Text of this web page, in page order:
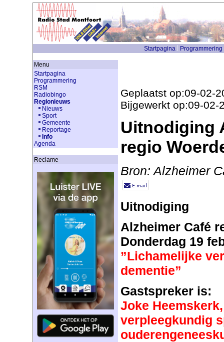
Startpagina Programmering
Menu
Startpagina
Programmering
RSM
Radiobingo
Regionieuws
Nieuws
Sport
Gemeente
Reportage
Info
Agenda
Reclame
Geplaatst op:09-02-
Bijgewerkt op:09-02-
Uitnodiging
regio
Bron: Alzheimer
Uitnodiging
Alzheimer Café
Donderdag 19
”Lichamelijke
dementie”
Gastspreker is:
Joke
verpleegkundig